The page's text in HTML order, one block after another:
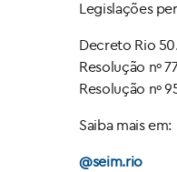
Legislações
Decreto Rio
Resolução nº
Resolução nº
Saiba mais em:
@seim.rio